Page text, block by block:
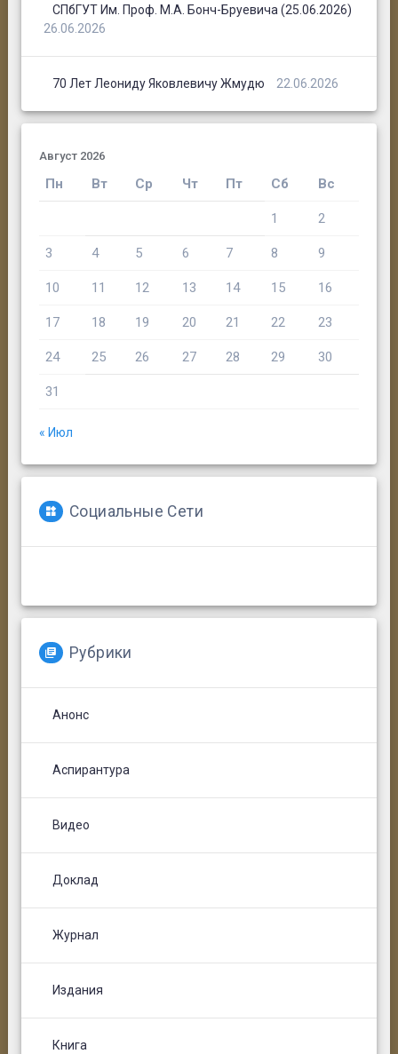
СПбГУТ Им. Проф. М.А. Бонч-Бруевича (25.06.2026)
26.06.2026
70 Лет Леониду Яковлевичу Жмудю 22.06.2026
Август 2026
Пн Вт Ср Чт Пт Сб Вс
1 2
3 4 5 6 7 8 9
10 11 12 13 14 15 16
17 18 19 20 21 22 23
24 25 26 27 28 29 30
31
« Июл
Социальные Сети
Рубрики
Анонс
Аспирантура
Видео
Доклад
Журнал
Издания
Книга